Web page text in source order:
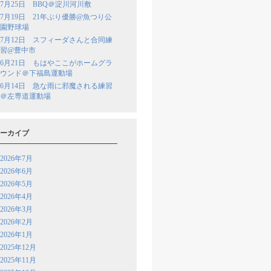
7月25日 BBQ＠淀川河川敷
7月19日 21年ぶり優勝@魚つり公
園野球場
7月12日 スフィーダさんと合同練
習@豊中市
6月21日 もはやここがホームグラ
ウンド＠下福島運動場
6月14日 急な雨に邪魔される練習
＠左専道運動場
カイブ
2026年7月
2026年6月
2026年5月
2026年4月
2026年3月
2026年2月
2026年1月
2025年12月
2025年11月